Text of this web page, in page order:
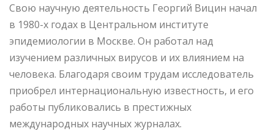
Свою научную деятельность Георгий Вицин начал
в 1980-х годах в Центральном институте
эпидемиологии в Москве. Он работал над
изучением различных вирусов и их влиянием на
человека. Благодаря своим трудам исследователь
приобрел интернациональную известность, и его
работы публиковались в престижных
международных научных журналах.